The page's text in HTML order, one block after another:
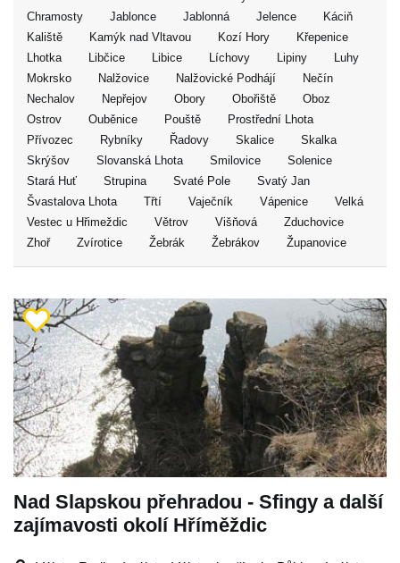
Chramosty
Jablonce Jablonná Jelence
Káciň
Kaliště
Kamýk nad Vltavou Kozí Hory
Křepenice
Lhotka
Libčice Libice Líchovy Lipiny
Luhy
Mokrsko
Nalžovice Nalžovické Podhájí
Nečín
Nechalov
Nepřejov Obory Obořiště
Oboz
Ostrov
Ouběnice Pouště
Prostřední Lhota
Přívozec
Rybníky Řadovy Skalice
Skalka
Skrýšov
Slovanská Lhota Smilovice
Solenice
Stará Huť
Strupina Svaté Pole
Svatý Jan
Švastalova Lhota
Třtí Vaječník Vápenice
Velká
Vestec u Hřimeždic
Větrov Višňová
Zduchovice
Zhoř
Zvírotice Žebrák Žebrákov Županovice
Nad Slapskou přehradou - Sfingy a další
zajímavosti okolí Hříměždic